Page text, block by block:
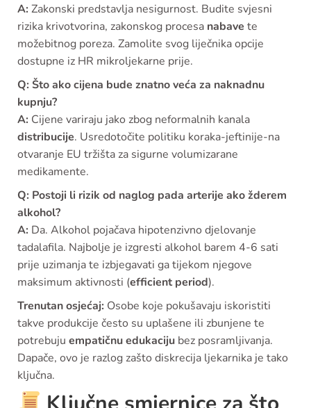
A: Zakonski predstavlja nesigurnost. Budite svjesni
rizika krivotvorina, zakonskog procesa nabave te
možebitnog poreza. Zamolite svog liječnika opcije
dostupne iz HR mikroljekarne prije.
Q: Što ako cijena bude znatno veća za naknadnu
kupnju?
A: Cijene variraju jako zbog neformalnih kanala
distribucije. Usredotočite politiku koraka-jeftinije-na
otvaranje EU tržišta za sigurne volumizarane
medikamente.
Q: Postoji li rizik od naglog pada arterije ako žderem
alkohol?
A: Da. Alkohol pojačava hipotenzivno djelovanje
tadalafila. Najbolje je izgresti alkohol barem 4-6 sati
prije uzimanja te izbjegavati ga tijekom njegove
maksimum aktivnosti (efficient period).
Trenutan osjećaj: Osobe koje pokušavaju iskoristiti
takve produkcije često su uplašene ili zbunjene te
potrebuju empatičnu edukaciju bez posramljivanja.
Dapače, ovo je razlog zašto diskrecija ljekarnika je tako
ključna.